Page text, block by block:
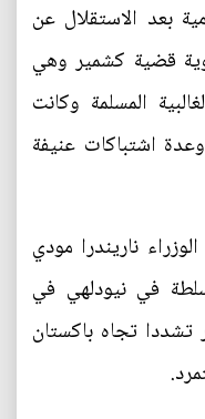
بعد الاستقلال عن
يتم تسوية قضية كشمير وهي
المسلمة وكانت
اشتباكات عنيفة
ناريندرا مودي
في نيودلهي في
تشددا تجاه باكستان